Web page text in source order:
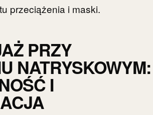
przeciążenia i maski.
PRZY
NATRYSKOWYM:
I